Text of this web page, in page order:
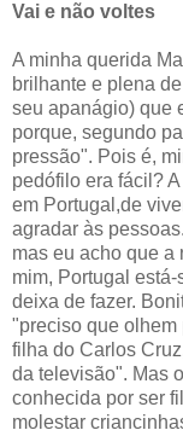
Vai e não voltes
A minha querida
brilhante e plena
seu apanágio) que
porque, segundo
pressão". Pois é,
pedófilo era fácil?
em Portugal,de
agradar às
mas eu acho que a
mim, Portugal
deixa de fazer.
"preciso que olhem
filha do Carlos
da televisão". Mas
conhecida por ser
molestar